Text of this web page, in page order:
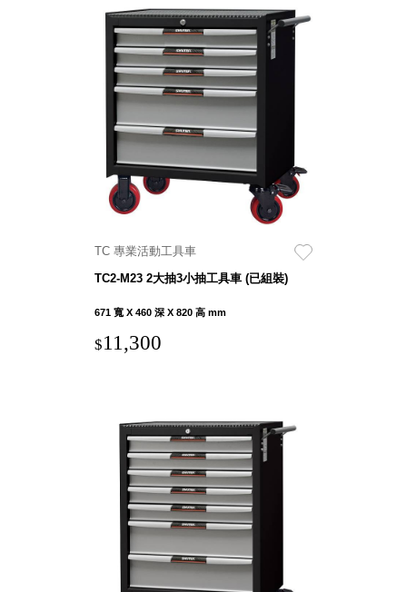
Dayneeds
台灣 立物創意
台灣 Aholic
台灣 洛陽紙櫃
SOTHING 向
物
台灣 ZENLET
台灣 LIGHT
WAY
台灣 LuvHome
德國 TROIKA
TC 專業活動工具車
TC2-M23 2大抽3小抽工具車 (已組裝)
671 寬 X 460 深 X 820 高 mm
$11,300